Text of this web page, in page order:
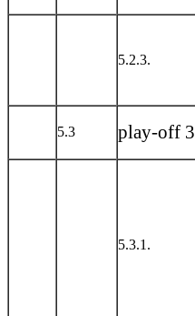
5.2.3.
5.3 play-off 3
5.3.1.